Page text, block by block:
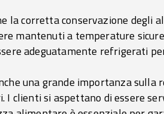
la corretta conservazione degli
mantenuti a temperature
adeguatamente refrigerati
una grande importanza sulla
clienti si aspettano di essere